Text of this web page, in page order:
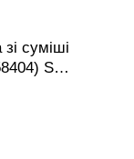
суміші
S